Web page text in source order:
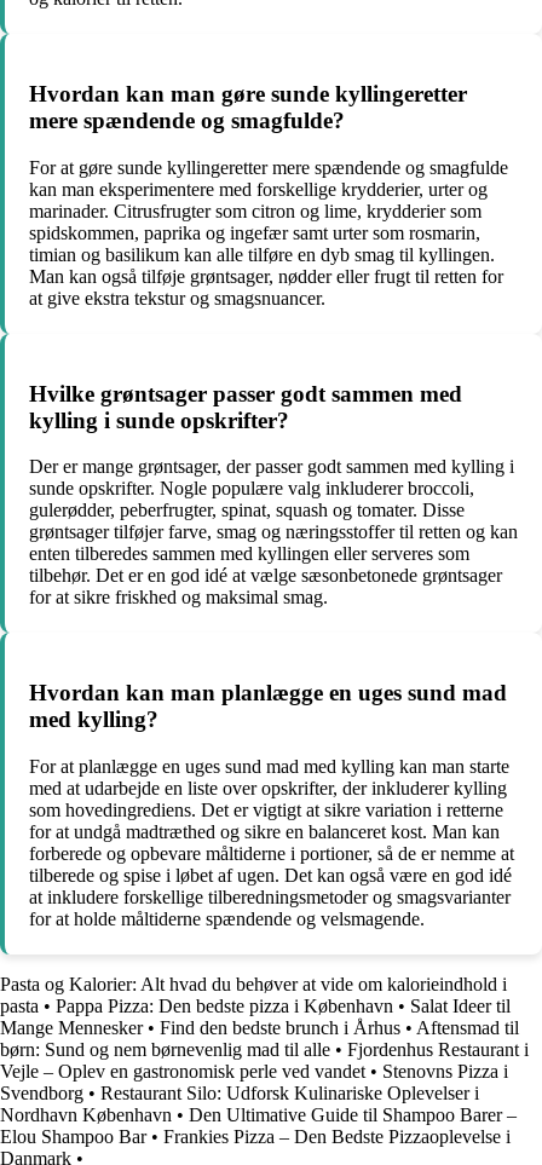
Hvordan kan man gøre sunde kyllingeretter
mere spændende og smagfulde?
For at gøre sunde kyllingeretter mere spændende og smagfulde
kan man eksperimentere med forskellige krydderier, urter og
marinader. Citrusfrugter som citron og lime, krydderier som
spidskommen, paprika og ingefær samt urter som rosmarin,
timian og basilikum kan alle tilføre en dyb smag til kyllingen.
Man kan også tilføje grøntsager, nødder eller frugt til retten for
at give ekstra tekstur og smagsnuancer.
Hvilke grøntsager passer godt sammen med
kylling i sunde opskrifter?
Der er mange grøntsager, der passer godt sammen med kylling i
sunde opskrifter. Nogle populære valg inkluderer broccoli,
gulerødder, peberfrugter, spinat, squash og tomater. Disse
grøntsager tilføjer farve, smag og næringsstoffer til retten og kan
enten tilberedes sammen med kyllingen eller serveres som
tilbehør. Det er en god idé at vælge sæsonbetonede grøntsager
for at sikre friskhed og maksimal smag.
Hvordan kan man planlægge en uges sund mad
med kylling?
For at planlægge en uges sund mad med kylling kan man starte
med at udarbejde en liste over opskrifter, der inkluderer kylling
som hovedingrediens. Det er vigtigt at sikre variation i retterne
for at undgå madtræthed og sikre en balanceret kost. Man kan
forberede og opbevare måltiderne i portioner, så de er nemme at
tilberede og spise i løbet af ugen. Det kan også være en god idé
at inkludere forskellige tilberedningsmetoder og smagsvarianter
for at holde måltiderne spændende og velsmagende.
Pasta og Kalorier: Alt hvad du behøver at vide om kalorieindhold i
pasta • Pappa Pizza: Den bedste pizza i København • Salat Ideer til
Mange Mennesker• Find den bedste brunch i Århus • Aftensmad til
børn: Sund og nem børnevenlig mad til alle • Fjordenhus Restaurant i
Vejle – Oplev en gastronomisk perle ved vandet • Stenovns Pizza i
Svendborg • Restaurant Silo: Udforsk Kulinariske Oplevelser i
Nordhavn København • Den Ultimative Guide til Shampoo Barer –
Elou Shampoo Bar• Frankies Pizza – Den Bedste Pizzaoplevelse i
Danmark •